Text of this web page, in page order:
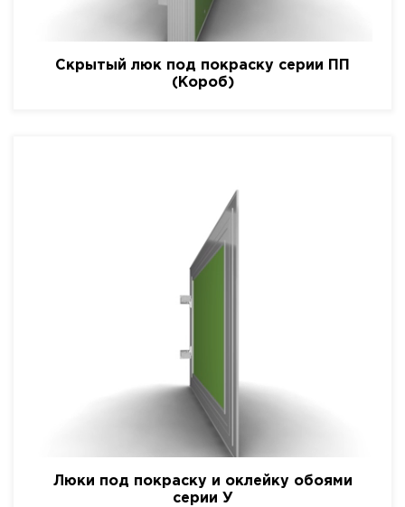
Скрытый люк под покраску серии ПП
(Короб)
Люки под покраску и оклейку обоями
серии У